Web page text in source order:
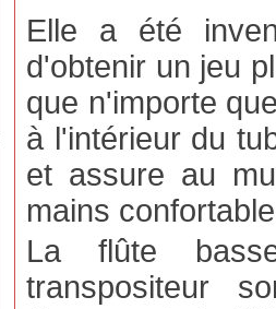
Elle a été
d'obtenir un jeu
que n'importe
à l'intérieur du
et assure au
mains
La flûte
transpositeur